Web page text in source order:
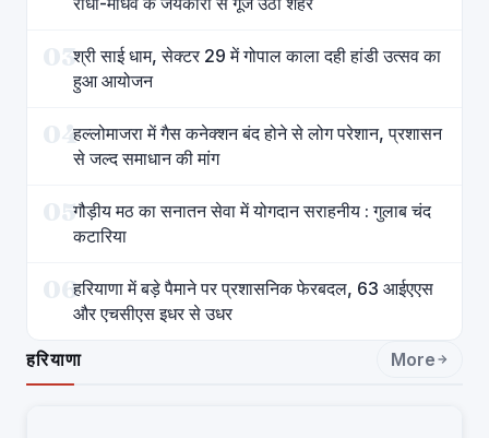
03श्री साई धाम, सेक्टर 29 में गोपाल काला दही हांडी उत्सव का
हुआ आयोजन
04हल्लोमाजरा में गैस कनेक्शन बंद होने से लोग परेशान, प्रशासन
से जल्द समाधान की मांग
05गौड़ीय मठ का सनातन सेवा में योगदान सराहनीय : गुलाब चंद
कटारिया
06हरियाणा में बड़े पैमाने पर प्रशासनिक फेरबदल, 63 आईएएस
और एचसीएस इधर से उधर
हरियाणा More